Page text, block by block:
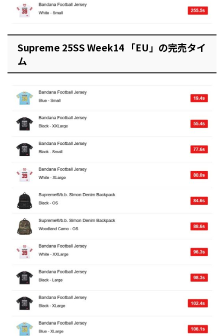
Supreme 25SS Week14 「EU」の完売タイ
ム